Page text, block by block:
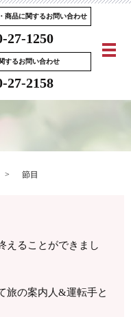
商品に関するお問い合わせ
27-1250
するお問い合わせ
27-2158
メ
節目
えることができまし
旅の案内人&運転手と